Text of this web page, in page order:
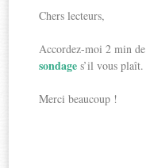
Chers lecteurs,
Accordez-moi 2 min
sondages’il vous plaît.
Merci beaucoup !